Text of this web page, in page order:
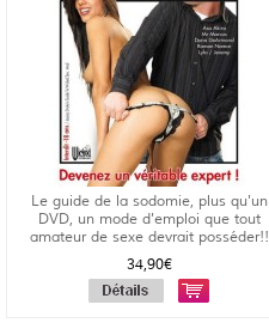
Le guide de la sodomie, plus qu'un
DVD, un mode d'emploi que tout
amateur de sexe devrait posséder!!
34,90€